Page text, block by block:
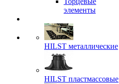
элементы
HILST металлические
HILST пластмассовые